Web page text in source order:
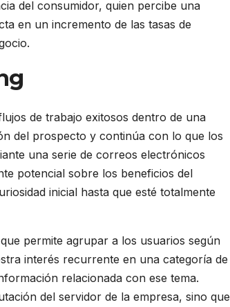
del consumidor, quien percibe una
en un incremento de las tasas de
de trabajo exitosos dentro de una
del prospecto y continúa con lo que los
una serie de correos electrónicos
potencial sobre los beneficios del
inicial hasta que esté totalmente
permite agrupar a los usuarios según
interés recurrente en una categoría de
relacionada con ese tema.
del servidor de la empresa, sino que